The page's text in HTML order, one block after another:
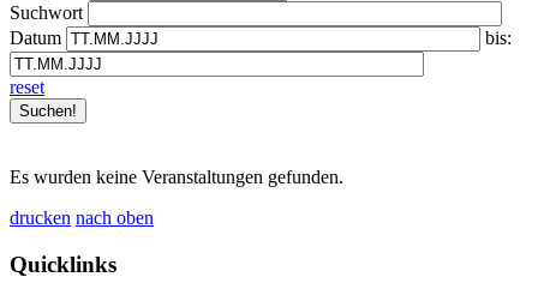
Suchwort
Datum
bis:
reset
Es wurden keine Veranstaltungen gefunden.
drucken nach oben
Quicklinks